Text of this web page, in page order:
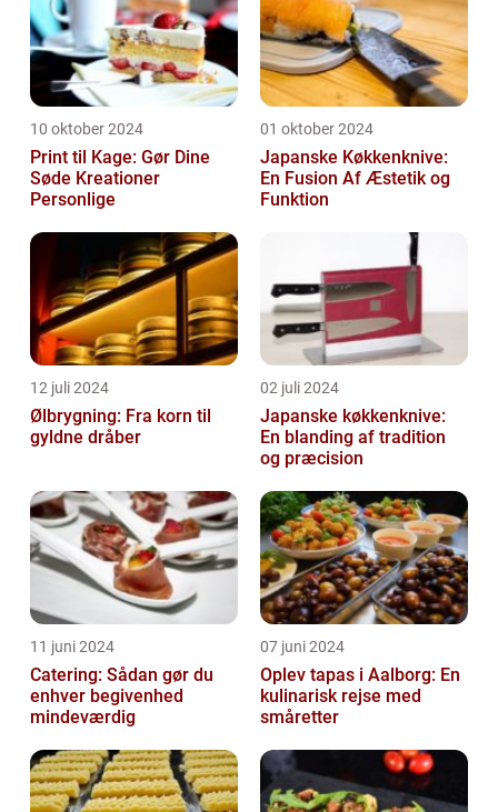
10 oktober 2024
Print til Kage: Gør Dine
Søde Kreationer
Personlige
01 oktober 2024
Japanske Køkkenknive:
En Fusion Af Æstetik og
Funktion
12 juli 2024
Ølbrygning: Fra korn til
gyldne dråber
02 juli 2024
Japanske køkkenknive:
En blanding af tradition
og præcision
11 juni 2024
Catering: Sådan gør du
enhver begivenhed
mindeværdig
07 juni 2024
Oplev tapas i Aalborg: En
kulinarisk rejse med
småretter